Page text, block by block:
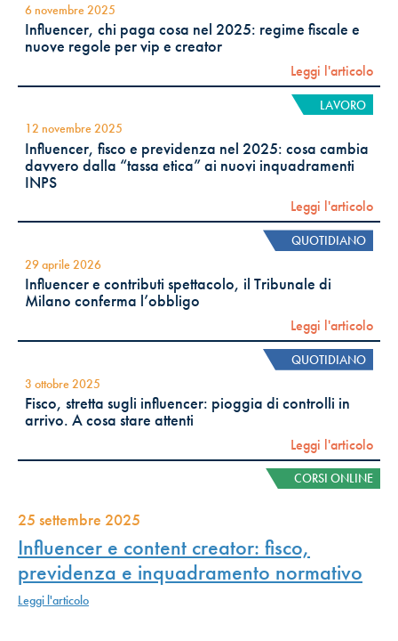
6 novembre 2025
Influencer, chi paga cosa nel 2025: regime fiscale e
nuove regole per vip e creator
Leggi l'articolo
LAVORO
12 novembre 2025
Influencer, fisco e previdenza nel 2025: cosa cambia
davvero dalla “tassa etica” ai nuovi inquadramenti
INPS
Leggi l'articolo
QUOTIDIANO
29 aprile 2026
Influencer e contributi spettacolo, il Tribunale di
Milano conferma l’obbligo
Leggi l'articolo
QUOTIDIANO
3 ottobre 2025
Fisco, stretta sugli influencer: pioggia di controlli in
arrivo. A cosa stare attenti
Leggi l'articolo
CORSI ONLINE
25 settembre 2025
Influencer e content creator: fisco,
previdenza e inquadramento normativo
Leggi l'articolo